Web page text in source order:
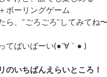
ボーリングゲーム
ら、”ごろごろ”してみてね〜
てばいばーい(●´∀｀● )
のいちばんえらいところ！